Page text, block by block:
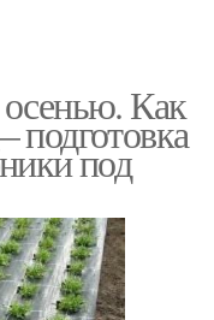
Как
подготовка
под